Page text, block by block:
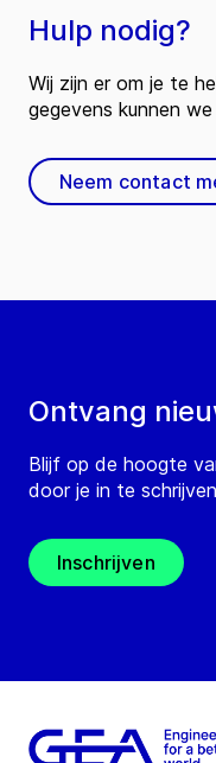
Ontvang
Blijf op de hoogte
door je in te
Inschrijven
Hulp nodig?
Wij zijn er om je te
gegevens kunnen
Neem contact